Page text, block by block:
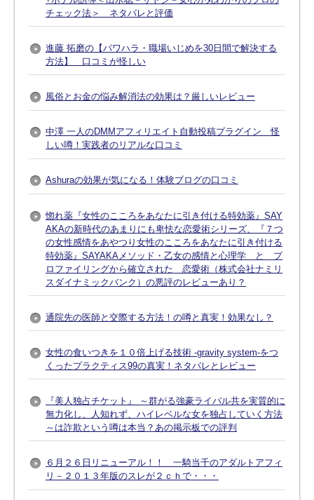
チェック法＞ ネタバレと評価
進藤 拓磨の【パワハラ・職場いじめを30日間で解決する
方法】 口コミが怪しい
風俗とお金の悩み解消法の効果は？厳しいレビュー
中澤 一人のDMMアフィリエイト自動投稿プラグイン 怪
しい噂！実践者のリアルな口コミ
Ashuraの効果が気になる！体験ブログの口コミ
惚れ薬『女性のこころをあなたに引き付ける特効薬』SAY
AKAの新時代のあまりにも卑怯な恋愛術シリーズ、『７つ
の女性感情をあやつり女性のこころをあなたに引き付ける
特効薬』SAYAKAメソッド・乙女の感情と心理学 と プ
ロファイリングから確立された 恋愛術（株式会社ナミリ
スダイナミックバンク）の悪評のレビューあり？
通院先の医師と交際する方法！の噂と真実！効果なし？
女性の食いつきを１０倍上げる技術 -gravity system-をつ
くったプラクティス99の真実！ネタバレとレビュー
『美人独占チケット』 ～群がる強豪ライバル共を実質的に
無力化し、人知れず、ハイレベルな女を独占していく方法
～は詐欺という噂は本当？あの掲示板での評判
６月２６日リニューアル！！ 一騎当千のアダルトアフィ
リ－２０１３年版のスレが２ｃｈで・・・